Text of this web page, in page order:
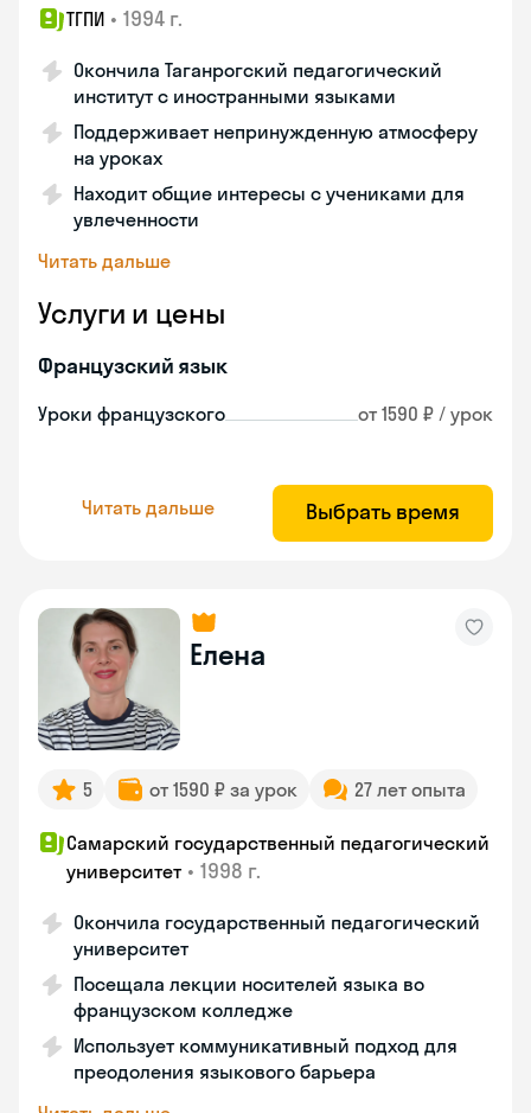
ТГПИ • 1994 г.
Окончила Таганрогский педагогический
институт с иностранными языками
Поддерживает непринужденную атмосферу
на уроках
Находит общие интересы с учениками для
увлеченности
Читать дальше
Услуги и цены
Французский язык
Уроки французского от 1590 ₽ / урок
Читать дальше Выбрать время
Елена
5 от 1590 ₽ за урок 27 лет опыта
Самарский государственный педагогический
университет • 1998 г.
Окончила государственный педагогический
университет
Посещала лекции носителей языка во
французском колледже
Использует коммуникативный подход для
преодоления языкового барьера